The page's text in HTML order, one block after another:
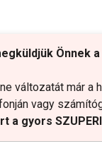
Önnek a
változatát már
vagy
a gyors